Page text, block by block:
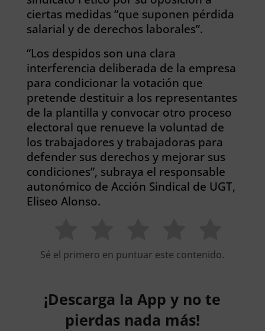
ciertas medidas “que suponen pérdida
salarial y de derechos laborales”.
“Los despidos son una clara
interferencia deliberada de la empresa
para condicionar la votación que
pretende destituir a los representantes
de la plantilla y convocar otro proceso
electoral que renueve la voluntad de
los trabajadores y trabajadoras para
defender sus derechos y mejorar sus
condiciones”, subraya el responsable
autonómico de Acción Sindical de UGT,
Eliseo Alonso.
Sé el primero en puntuar este contenido.
¡Descarga la App y no te
pierdas nada más!